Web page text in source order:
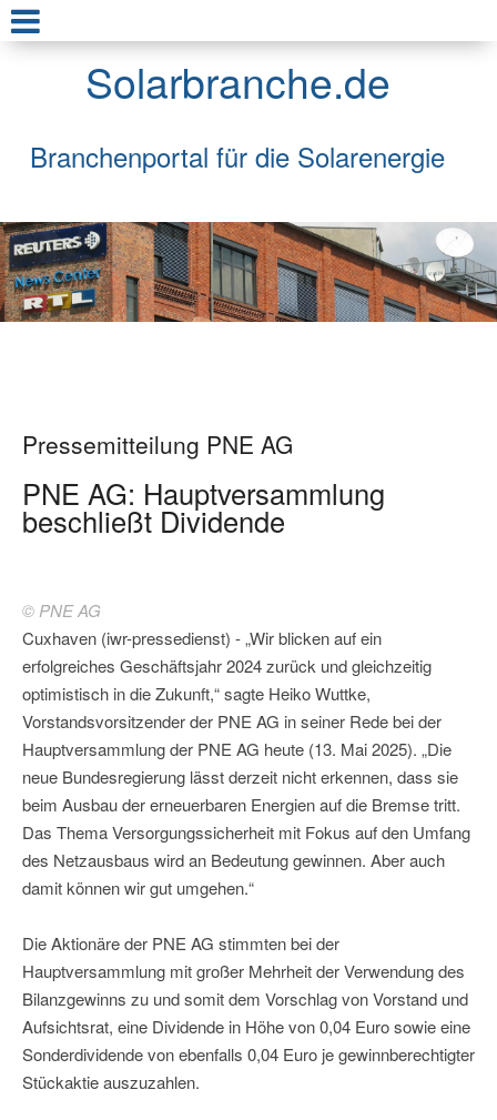
Solarbranche.de
Branchenportal für die Solarenergie
Pressemitteilung PNE AG
PNE AG: Hauptversammlung
beschließt Dividende
© PNE AG
Cuxhaven (iwr-pressedienst) - „Wir blicken auf ein
erfolgreiches Geschäftsjahr 2024 zurück und gleichzeitig
optimistisch in die Zukunft,“ sagte Heiko Wuttke,
Vorstandsvorsitzender der PNE AG in seiner Rede bei der
Hauptversammlung der PNE AG heute (13. Mai 2025). „Die
neue Bundesregierung lässt derzeit nicht erkennen, dass sie
beim Ausbau der erneuerbaren Energien auf die Bremse tritt.
Das Thema Versorgungssicherheit mit Fokus auf den Umfang
des Netzausbaus wird an Bedeutung gewinnen. Aber auch
damit können wir gut umgehen.“
Die Aktionäre der PNE AG stimmten bei der
Hauptversammlung mit großer Mehrheit der Verwendung des
Bilanzgewinns zu und somit dem Vorschlag von Vorstand und
Aufsichtsrat, eine Dividende in Höhe von 0,04 Euro sowie eine
Sonderdividende von ebenfalls 0,04 Euro je gewinnberechtigter
Stückaktie auszuzahlen.